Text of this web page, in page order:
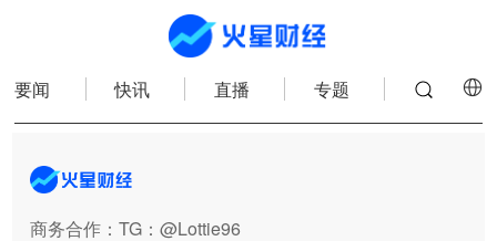
要闻 快讯 直播 专题
商务合作 ：TG：@Lottie96